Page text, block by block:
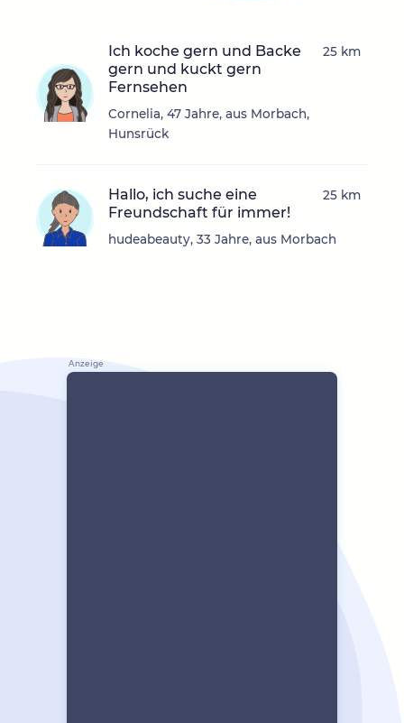
Ich koche gern und Backe
gern und kuckt gern
Fernsehen
Cornelia, 47 Jahre, aus Morbach,
Hunsrück
25 km
Hallo, ich suche eine
Freundschaft für immer!
hudeabeauty, 33 Jahre, aus Morbach
25 km